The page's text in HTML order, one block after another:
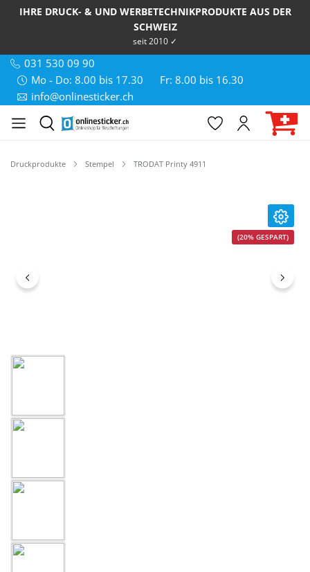
IHRE DRUCK- & UND WERBETECHNIKPRODUKTE AUS DER
SCHWEIZ
seit 2010 ✓
031 530 09 90
Mo - Do: 8.00 bis 17.30
Fr: 8.00 bis 16.30
info@onlinesticker.ch
Druckprodukte Stempel TRODAT Printy 4911
(20% GESPART)